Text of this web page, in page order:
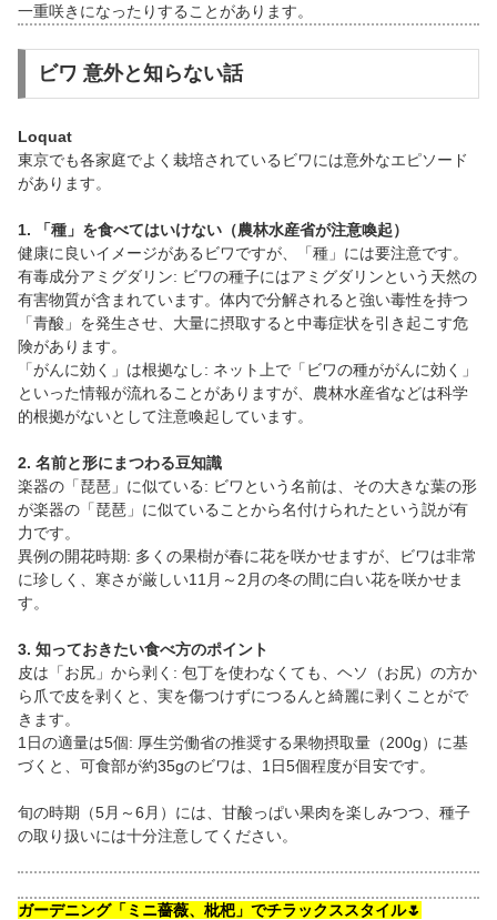
一重咲きになったりすることがあります。
ビワ 意外と知らない話
Loquat
東京でも各家庭でよく栽培されているビワには意外なエピソード
があります。
1. 「種」を食べてはいけない（農林水産省が注意喚起）
健康に良いイメージがあるビワですが、「種」には要注意です。
有毒成分アミグダリン: ビワの種子にはアミグダリンという天然の
有害物質が含まれています。体内で分解されると強い毒性を持つ
「青酸」を発生させ、大量に摂取すると中毒症状を引き起こす危
険があります。
「がんに効く」は根拠なし: ネット上で「ビワの種ががんに効く」
といった情報が流れることがありますが、農林水産省などは科学
的根拠がないとして注意喚起しています。
2. 名前と形にまつわる豆知識
楽器の「琵琶」に似ている: ビワという名前は、その大きな葉の形
が楽器の「琵琶」に似ていることから名付けられたという説が有
力です。
異例の開花時期: 多くの果樹が春に花を咲かせますが、ビワは非常
に珍しく、寒さが厳しい11月～2月の冬の間に白い花を咲かせま
す。
3. 知っておきたい食べ方のポイント
皮は「お尻」から剥く: 包丁を使わなくても、ヘソ（お尻）の方か
ら爪で皮を剥くと、実を傷つけずにつるんと綺麗に剥くことがで
きます。
1日の適量は5個: 厚生労働省の推奨する果物摂取量（200g）に基
づくと、可食部が約35gのビワは、1日5個程度が目安です。
旬の時期（5月～6月）には、甘酸っぱい果肉を楽しみつつ、種子
の取り扱いには十分注意してください。
ガーデニング「ミニ薔薇、枇杷」でチラックススタイル🌷